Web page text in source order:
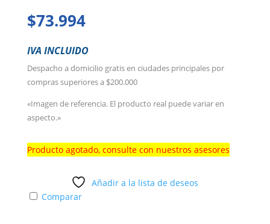
$73.994
IVA INCLUIDO
Despacho a domicilio gratis en ciudades principales por
compras superiores a $200.000
«Imagen de referencia. El producto real puede variar en
aspecto.»
Producto agotado, consulte con nuestros asesores
Añadir a la lista de deseos
Comparar